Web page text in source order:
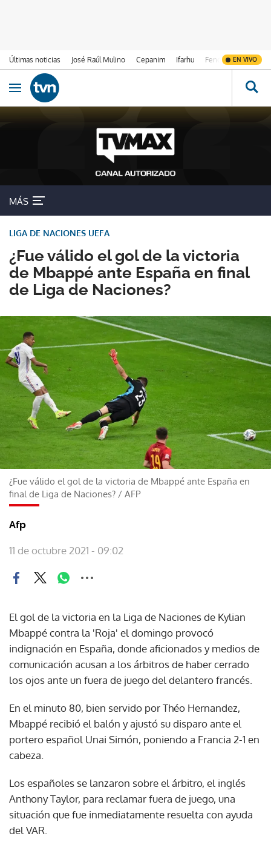
Últimas noticias José Raúl Mulino Cepanim Ifarhu Fenómeno de El
EN VIVO
Ir al contenido
Obrir navegació
MÁS
¿Fue válido el gol de la victoria
de Mbappé ante España en final
de Liga de Naciones?
LIGA DE NACIONES UEFA
¿Fue válido el gol de la victoria de Mbappé ante España en
final de Liga de Naciones? / AFP
Afp
11 de octubre 2021 - 09:02
El gol de la victoria en la Liga de Naciones de Kylian
Mbappé contra la 'Roja' el domingo provocó
indignación en España, donde aficionados y medios de
comunicación acusan a los árbitros de haber cerrado
los ojos ante un fuera de juego del delantero francés.
En el minuto 80, bien servido por Théo Hernandez,
Mbappé recibió el balón y ajustó su disparo ante el
portero español Unai Simón, poniendo a Francia 2-1 en
cabeza.
Los españoles se lanzaron sobre el árbitro, el inglés
Anthony Taylor, para reclamar fuera de juego, una
situación que fue inmediatamente resuelta con ayuda
del VAR.